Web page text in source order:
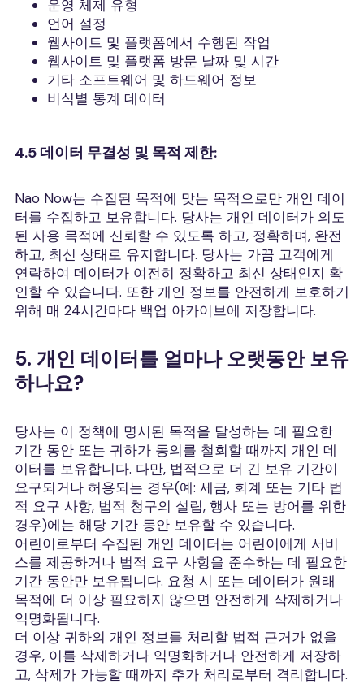
운영 체제 유형
언어 설정
웹사이트 및 플랫폼에서 수행된 작업
웹사이트 및 플랫폼 방문 날짜 및 시간
기타 소프트웨어 및 하드웨어 정보
비식별 통계 데이터
4.5 데이터 무결성 및 목적 제한:
Nao Now는 수집된 목적에 맞는 목적으로만 개인 데이
터를 수집하고 보유합니다. 당사는 개인 데이터가 의도
된 사용 목적에 신뢰할 수 있도록 하고, 정확하며, 완전
하고, 최신 상태로 유지합니다. 당사는 가끔 고객에게
연락하여 데이터가 여전히 정확하고 최신 상태인지 확
인할 수 있습니다. 또한 개인 정보를 안전하게 보호하기
위해 매 24시간마다 백업 아카이브에 저장합니다.
5. 개인 데이터를 얼마나 오랫동안 보유
하나요?
당사는 이 정책에 명시된 목적을 달성하는 데 필요한
기간 동안 또는 귀하가 동의를 철회할 때까지 개인 데
이터를 보유합니다. 다만, 법적으로 더 긴 보유 기간이
요구되거나 허용되는 경우(예: 세금, 회계 또는 기타 법
적 요구 사항, 법적 청구의 설립, 행사 또는 방어를 위한
경우)에는 해당 기간 동안 보유할 수 있습니다.
어린이로부터 수집된 개인 데이터는 어린이에게 서비
스를 제공하거나 법적 요구 사항을 준수하는 데 필요한
기간 동안만 보유됩니다. 요청 시 또는 데이터가 원래
목적에 더 이상 필요하지 않으면 안전하게 삭제하거나
익명화됩니다.
더 이상 귀하의 개인 정보를 처리할 법적 근거가 없을
경우, 이를 삭제하거나 익명화하거나 안전하게 저장하
고, 삭제가 가능할 때까지 추가 처리로부터 격리합니다.